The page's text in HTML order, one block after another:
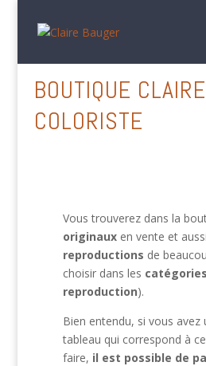
BOUTIQUE
COLORISTE
Vous trouverez dans la
originauxen vente et
reproductions de
choisir dans les
reproduction).
Bien entendu, si vous avez
tableau qui correspond à
faire, il est possible de